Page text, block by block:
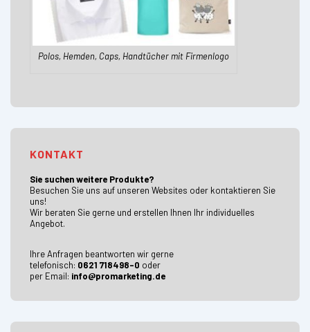
Polos, Hemden, Caps, Handtücher mit Firmenlogo
KONTAKT
Sie suchen weitere Produkte?
Besuchen Sie uns auf unseren Websites oder kontaktieren Sie
uns!
Wir beraten Sie gerne und erstellen Ihnen Ihr individuelles
Angebot.
Ihre Anfragen beantworten wir gerne
telefonisch: 0621 718498-0 oder
per Email: info@promarketing.de